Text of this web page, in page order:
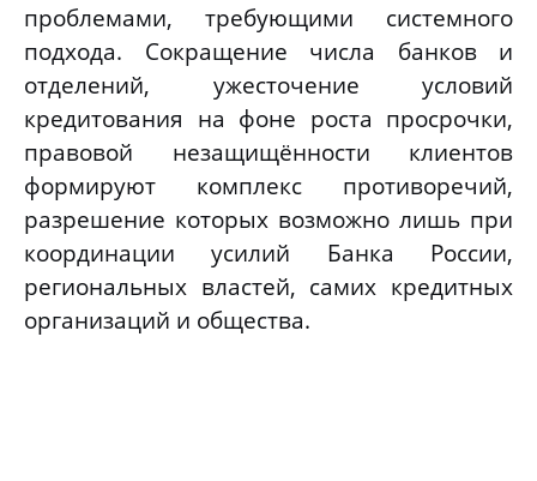
проблемами, требующими системного
подхода. Сокращение числа банков и
отделений, ужесточение условий
кредитования на фоне роста просрочки,
правовой незащищённости клиентов
формируют комплекс противоречий,
разрешение которых возможно лишь при
координации усилий Банка России,
региональных властей, самих кредитных
организаций и общества.